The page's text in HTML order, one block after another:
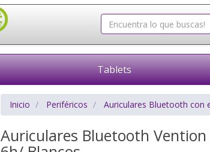
Tablets
Inicio Periféricos Auriculares Bluetooth con
Auriculares Bluetooth